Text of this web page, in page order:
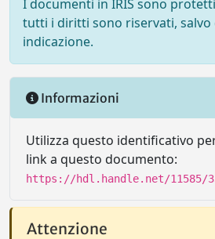
I documenti in IRIS sono
tutti i diritti sono riservati, salvo
indicazione.
Informazioni
Utilizza questo identificativo
link a questo documento:
https://hdl.handle.net/11585/
Attenzione